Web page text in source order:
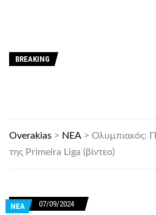
BREAKING
Overakias > ΝΕΑ > Ολυμπιακός:
της Primeira Liga (βίντεο)
ΝΕΑ 07/09/2024